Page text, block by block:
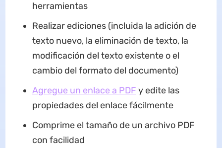
herramientas
Realizar ediciones (incluida la adición de
texto nuevo, la eliminación de texto, la
modificación del texto existente o el
cambio del formato del documento)
Agregue un enlace a PDF y edite las
propiedades del enlace fácilmente
Comprime el tamaño de un archivo PDF
con facilidad